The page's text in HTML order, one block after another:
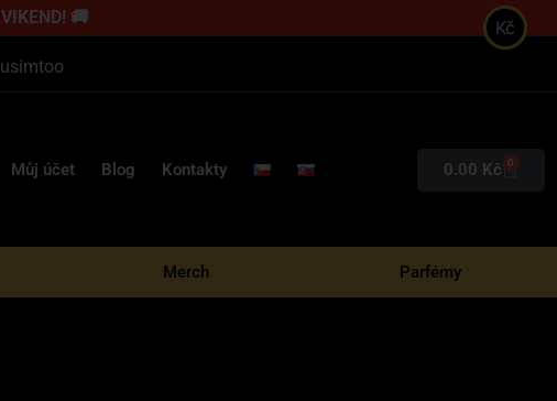
🚚
Můj účet Blog Kontakty 0.00 Kč 0
Merch Parfémy
Kč